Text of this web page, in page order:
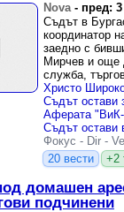
Nova- пред: 3
Съдът в
координатор
заедно с
Мирчев и още
служба,
Христо
Фокус - Dir -
20 вести
+2
домашен
подчинени